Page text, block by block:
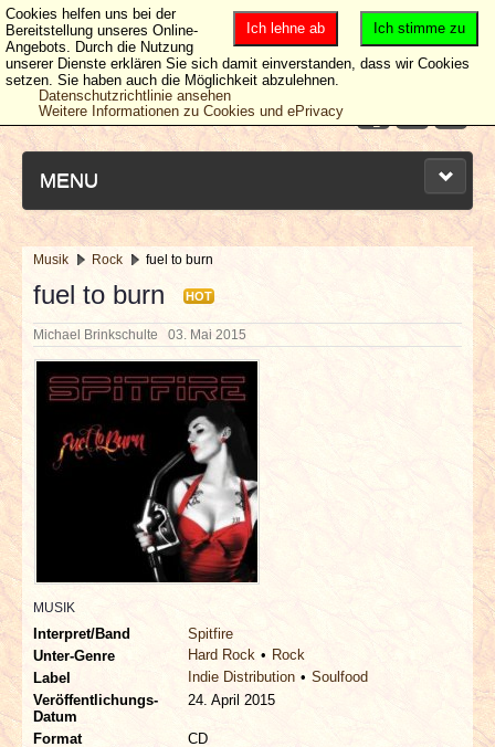
MENU
NEUESTE ARTIKEL
NEWS & DATES
BERICHTE
VERLOSUNGEN
INTERVIEWS
REDAKTION
LINKS
ARCHIV
Musik Rock fuel to burn
fuel to burn HOT
Michael Brinkschulte 03. Mai 2015
MUSIK
Interpret/Band
Spitfire
Unter-Genre
Hard Rock
Rock
Label
Indie Distribution
Soulfood
Veröffentlichungs-
Datum
24. April 2015
Format
CD
Ich stimme zu
Ich lehne ab
Cookies helfen uns bei der
Bereitstellung unseres Online-
Angebots. Durch die Nutzung
unserer Dienste erklären Sie sich damit einverstanden, dass wir Cookies
setzen. Sie haben auch die Möglichkeit abzulehnen.
Datenschutzrichtlinie ansehen
Weitere Informationen zu Cookies und ePrivacy